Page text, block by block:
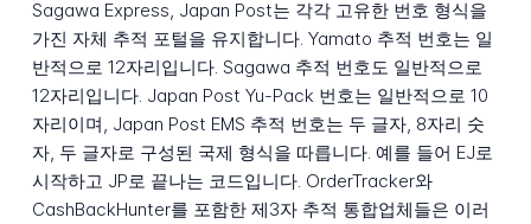
Sagawa Express, Japan Post는 각각 고유한 번호 형식을
가진 자체 추적 포털을 유지합니다. Yamato 추적 번호는 일
반적으로 12자리입니다. Sagawa 추적 번호도 일반적으로
12자리입니다. Japan Post Yu-Pack 번호는 일반적으로 10
자리이며, Japan Post EMS 추적 번호는 두 글자, 8자리 숫
자, 두 글자로 구성된 국제 형식을 따릅니다. 예를 들어 EJ로
시작하고 JP로 끝나는 코드입니다. OrderTracker와
CashBackHunter를 포함한 제3자 추적 통합업체들은 이러